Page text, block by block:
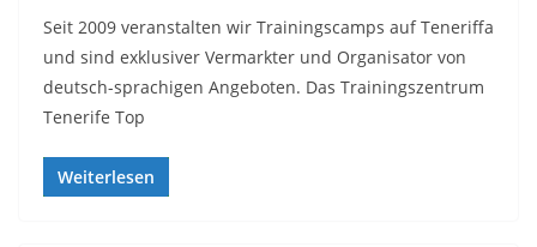
Seit 2009 veranstalten wir Trainingscamps auf Teneriffa
und sind exklusiver Vermarkter und Organisator von
deutsch-sprachigen Angeboten. Das Trainingszentrum
Tenerife Top
Weiterlesen